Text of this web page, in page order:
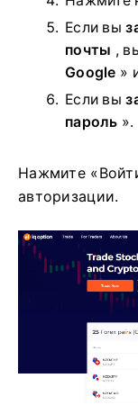
Если вы
почты ,
Google »
Если вы
пароль ».
Нажмите
авторизации.